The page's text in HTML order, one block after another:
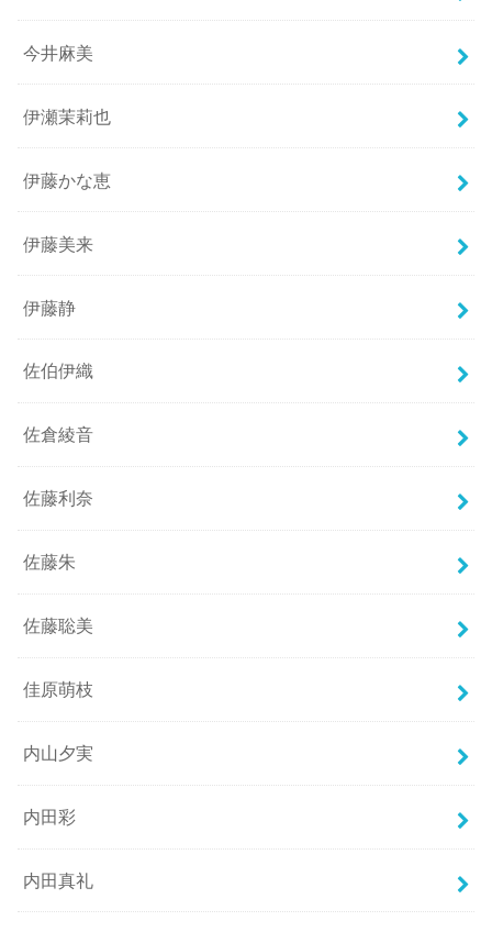
今井麻美
伊瀬茉莉也
伊藤かな恵
伊藤美来
伊藤静
佐伯伊織
佐倉綾音
佐藤利奈
佐藤朱
佐藤聡美
佳原萌枝
内山夕実
内田彩
内田真礼